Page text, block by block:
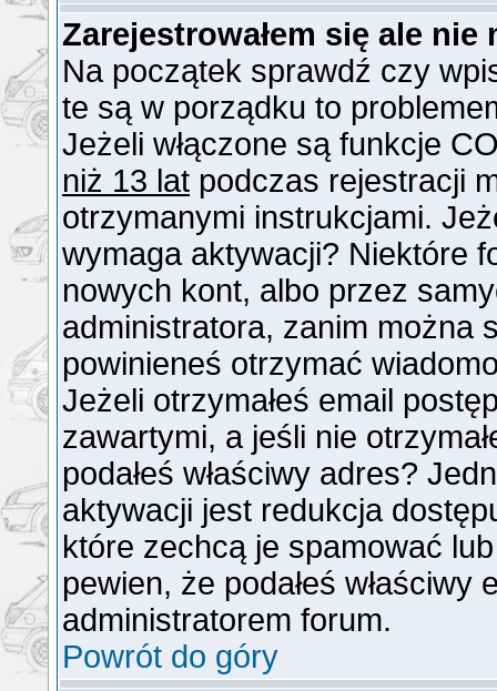
Zarejestrowałem się ale
Na początek sprawdź czy
te są w porządku to
Jeżeli włączone są funkcje
niż 13 lat podczas rejestracji
otrzymanymi instrukcjami.
wymaga aktywacji? Niektóre
nowych kont, albo przez
administratora, zanim można
powinieneś otrzymać
Jeżeli otrzymałeś email
zawartymi, a jeśli nie
podałeś właściwy adres?
aktywacji jest redukcja
które zechcą je spamować
pewien, że podałeś
administratorem forum.
Powrót do góry